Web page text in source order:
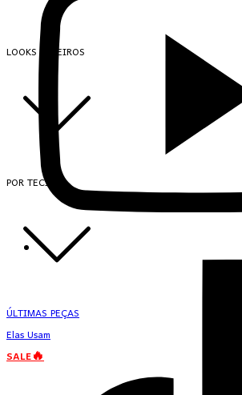
LOOKS INTEIROS
POR TECIDO
ÚLTIMAS PEÇAS
Elas Usam
SALE🔥